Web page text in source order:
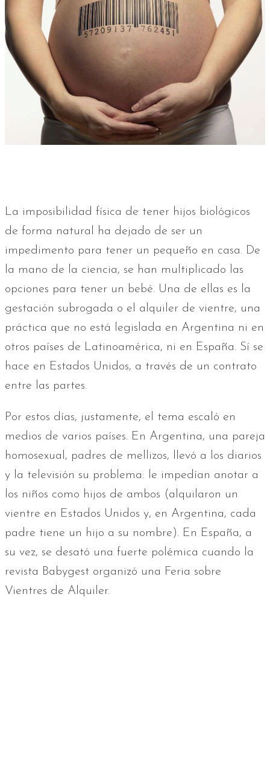
La imposibilidad física de tener hijos biológicos
de forma natural ha dejado de ser un
impedimento para tener un pequeño en casa. De
la mano de la ciencia, se han multiplicado las
opciones para tener un bebé. Una de ellas es la
gestación subrogada o el alquiler de vientre, una
práctica que no está legislada en Argentina ni en
otros países de Latinoamérica, ni en España. Sí se
hace en Estados Unidos, a través de un contrato
entre las partes.
Por estos días, justamente, el tema escaló en
medios de varios países. En Argentina, una pareja
homosexual, padres de mellizos, llevó a los diarios
y la televisión su problema: le impedían anotar a
los niños como hijos de ambos (alquilaron un
vientre en Estados Unidos y, en Argentina, cada
padre tiene un hijo a su nombre). En España, a
su vez, se desató una fuerte polémica cuando la
revista Babygest organizó una Feria sobre
Vientres de Alquiler.